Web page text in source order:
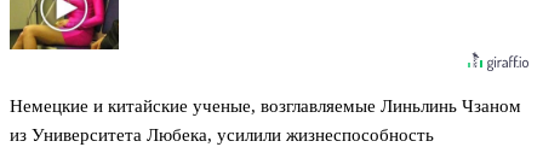
Немецкие и китайские ученые, возглавляемые Линьлинь Чзаном
из Университета Любека, усилили жизнеспособность